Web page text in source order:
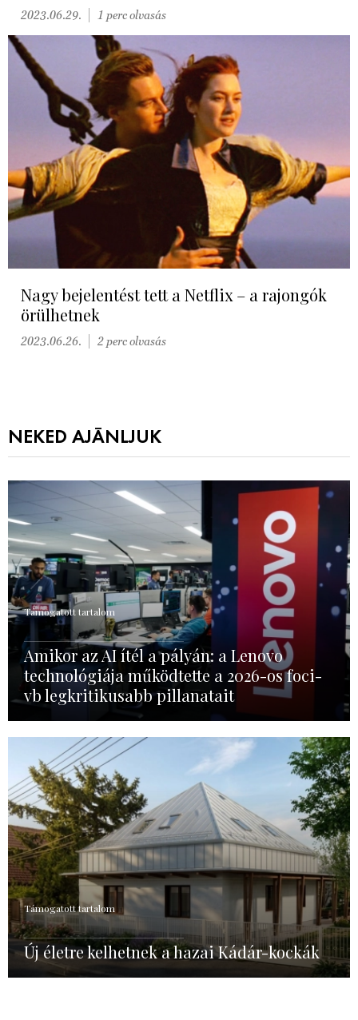
2023.06.29. 1 perc olvasás
Nagy bejelentést tett a Netflix – a rajongók
örülhetnek
2023.06.26. 2 perc olvasás
NEKED AJÁNLJUK
Támogatott tartalom
Amikor az AI ítél a pályán: a Lenovo
technológiája működtette a 2026-os foci-
vb legkritikusabb pillanatait
Támogatott tartalom
Új életre kelhetnek a hazai Kádár-kockák